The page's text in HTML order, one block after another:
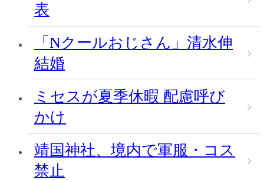
表
「Nクールおじさん」清水伸
結婚
ミセスが夏季休暇 配慮呼び
かけ
靖国神社、境内で軍服・コス
禁止